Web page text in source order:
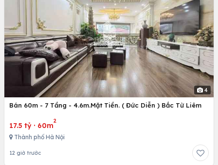
4
Bán 60m - 7 Tầng - 4.6m.Mặt Tiền. ( Đức Diễn ) Bắc Từ Liêm
17.5 tỷ · 60m
2
Thành phố Hà Nội
12 giờ trước